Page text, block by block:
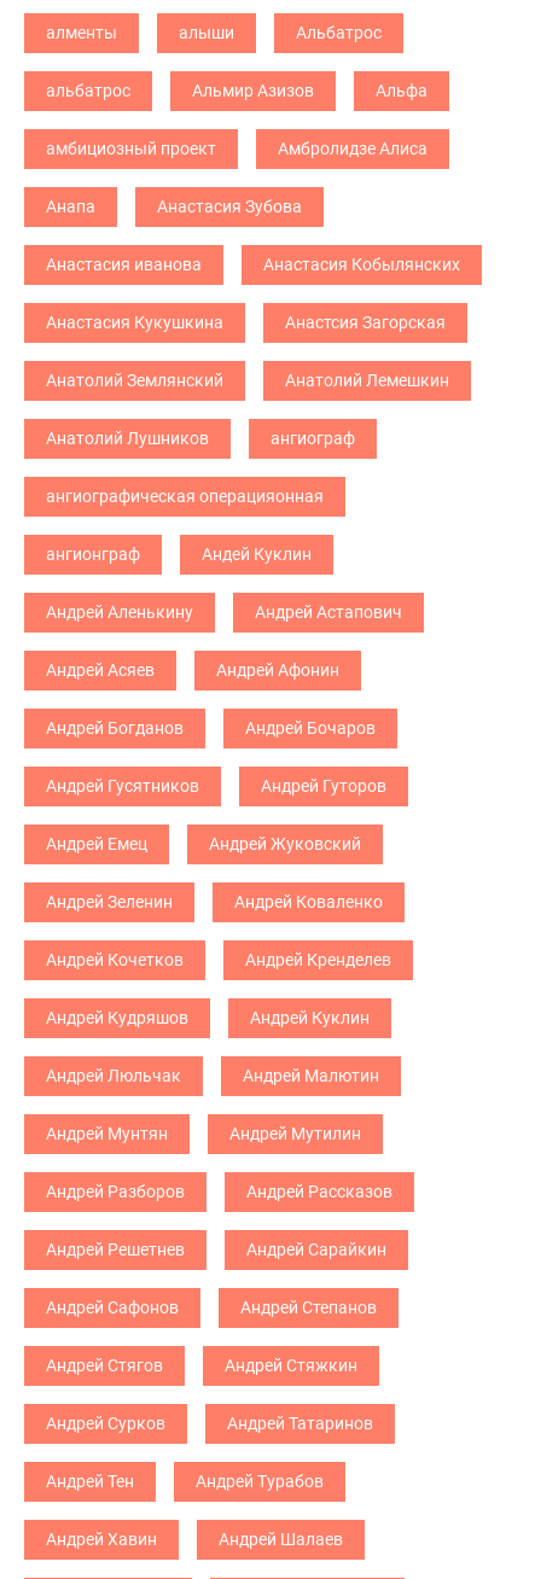
алменты алыши Альбатрос
альбатрос Альмир Азизов Альфа
амбициозный проект Амбролидзе Алиса
Анапа Анастасия Зубова
Анастасия иванова Анастасия Кобылянских
Анастасия Кукушкина Анастсия Загорская
Анатолий Землянский Анатолий Лемешкин
Анатолий Лушников ангиограф
ангиографическая операцияонная
ангионграф Андей Куклин
Андрей Аленькину Андрей Астапович
Андрей Асяев Андрей Афонин
Андрей Богданов Андрей Бочаров
Андрей Гусятников Андрей Гуторов
Андрей Емец Андрей Жуковский
Андрей Зеленин Андрей Коваленко
Андрей Кочетков Андрей Кренделев
Андрей Кудряшов Андрей Куклин
Андрей Люльчак Андрей Малютин
Андрей Мунтян Андрей Мутилин
Андрей Разборов Андрей Рассказов
Андрей Решетнев Андрей Сарайкин
Андрей Сафонов Андрей Степанов
Андрей Стягов Андрей Стяжкин
Андрей Сурков Андрей Татаринов
Андрей Тен Андрей Турабов
Андрей Хавин Андрей Шалаев